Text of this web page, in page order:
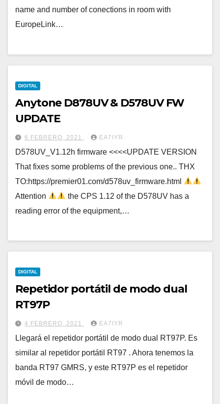
name and number of conections in room with
EuropeLink…
DIGITAL
Anytone D878UV & D578UV FW
UPDATE
6 FEBRERO, 2021 EA7IYR
D578UV_V1.12h firmware <<<<UPDATE VERSION
That fixes some problems of the previous one.. THX
TO:https://premier01.com/d578uv_firmware.html
Attention
the CPS 1.12 of the D578UV has a
reading error of the equipment,…
DIGITAL
Repetidor portátil de modo dual
RT97P
4 FEBRERO, 2021 EA7IYR
Llegará el repetidor portátil de modo dual RT97P. Es
similar al repetidor portátil RT97 . Ahora tenemos la
banda RT97 GMRS, y este RT97P es el repetidor
móvil de modo…